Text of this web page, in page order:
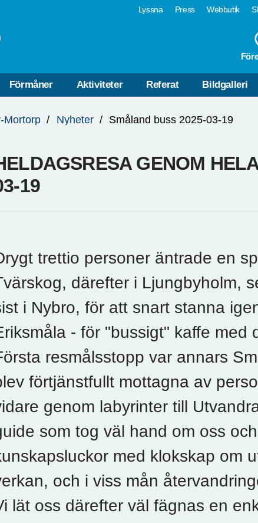
Lyssna Press Webbutik
Förmåner Aktiviteter Referat Bildgalleri
Mortorp Nyheter Småland buss 2025-03-19
GENOM
19
trettio personer äntrade en
därefter i Ljungbyholm,
i Nybro, för att snart stanna
- för "bussigt" kaffe med
resmålsstopp var annars
förtjänstfullt mottagna av
genom labyrinter till
som tog väl hand om oss
med klokskap om
och i viss mån
lät oss därefter väl fägnas en